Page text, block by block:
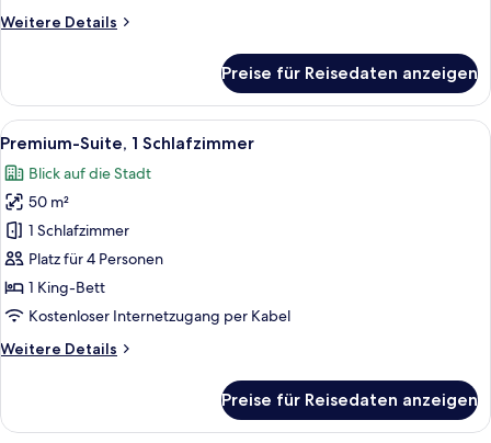
Weitere Details
Weitere
Suite,
Schlafzimmer,
Preise für Reisedaten anzeigen
Alle
Fotos
für
Premium-
Suite,
1
Schlafzimmer
anzeigen
Premium-Suite, 1 Schlafzimmer |
9
Premium-Suite, 1 Schlafzimmer
Blick auf die Stadt
50 m²
1 Schlafzimmer
Platz für 4 Personen
1 King-Bett
Kostenloser Internetzugang per Kabel
Weitere Details
Weitere
Suite,
Preise für Reisedaten anzeigen